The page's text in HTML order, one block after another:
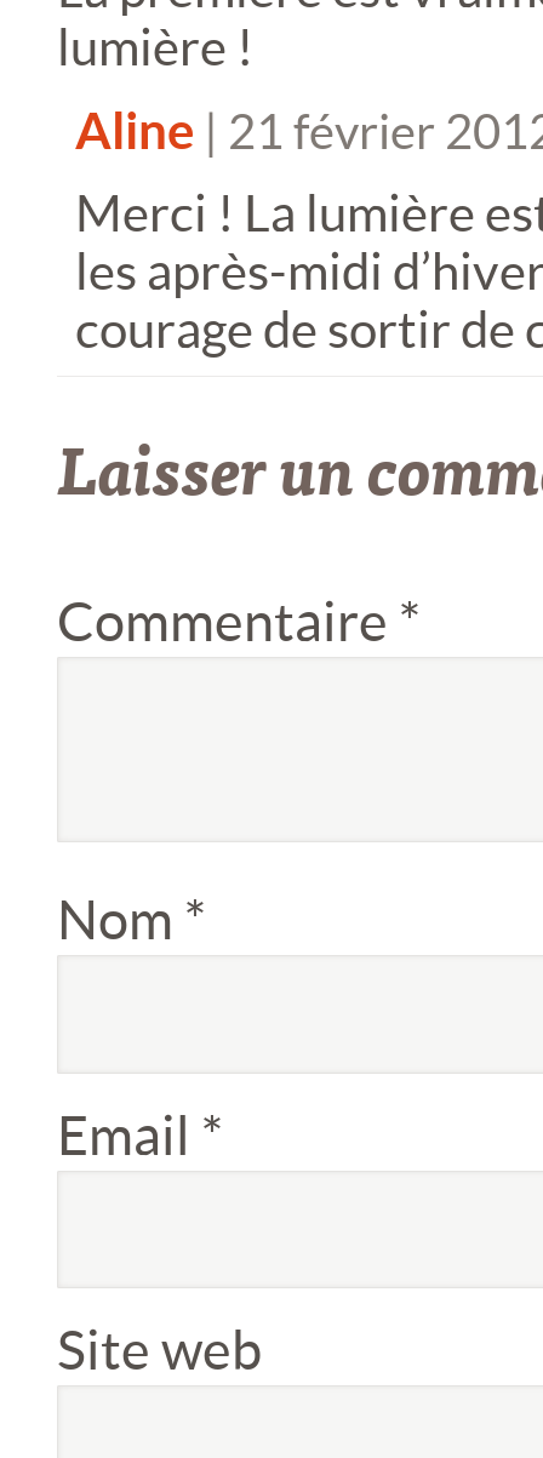
lumière !
Aline | 21 février
Merci ! La lumière
les après-midi
courage de sortir de
Laisser un
Commentaire *
Nom *
Email *
Site web